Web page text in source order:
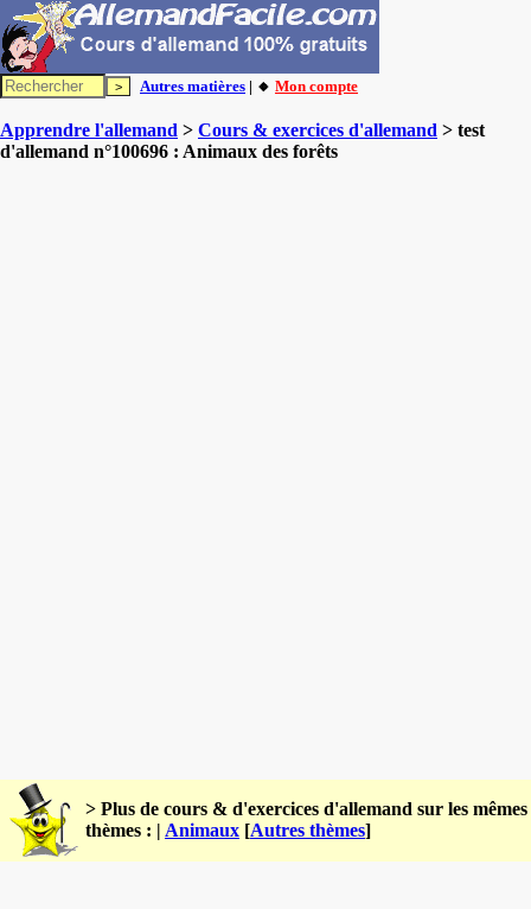
Autres matières | 🔸 Mon compte
Apprendre l'allemand > Cours & exercices d'allemand > test
d'allemand n°100696 : Animaux des forêts
> Plus de cours & d'exercices d'allemand sur les mêmes
thèmes : | Animaux [Autres thèmes]